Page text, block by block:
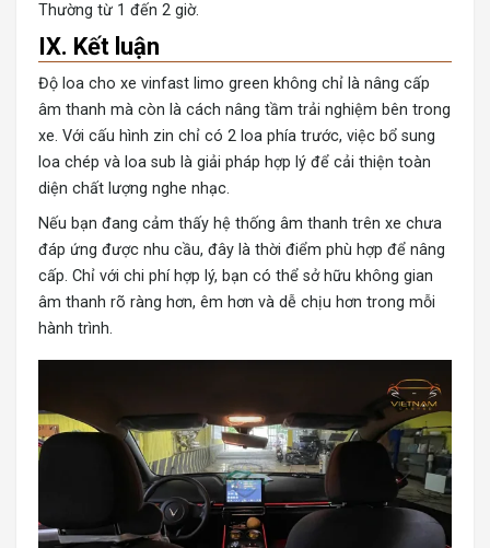
Thường từ 1 đến 2 giờ.
IX. Kết luận
Độ loa cho xe vinfast limo green không chỉ là nâng cấp
âm thanh mà còn là cách nâng tầm trải nghiệm bên trong
xe. Với cấu hình zin chỉ có 2 loa phía trước, việc bổ sung
loa chép và loa sub là giải pháp hợp lý để cải thiện toàn
diện chất lượng nghe nhạc.
Nếu bạn đang cảm thấy hệ thống âm thanh trên xe chưa
đáp ứng được nhu cầu, đây là thời điểm phù hợp để nâng
cấp. Chỉ với chi phí hợp lý, bạn có thể sở hữu không gian
âm thanh rõ ràng hơn, êm hơn và dễ chịu hơn trong mỗi
hành trình.